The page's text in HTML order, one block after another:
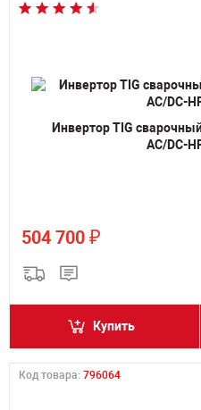
Инвертор TIG
AC/DC-
504 700 ₽
Купить
Код товара: 796064